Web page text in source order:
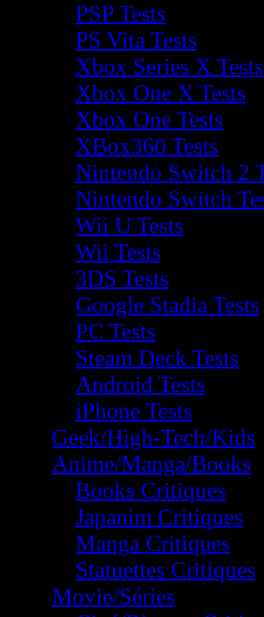
PSP Tests
PS Vita Tests
Xbox Series X Tests
Xbox One X Tests
Xbox One Tests
XBox360 Tests
Nintendo Switch 2
Nintendo Switch
Wii U Tests
Wii Tests
3DS Tests
Google Stadia Tests
PC Tests
Steam Deck Tests
Android Tests
iPhone Tests
Geek/High-Tech/Kids
Anime/Manga/Books
Books Critiques
Japanim Critiques
Manga Critiques
Statuettes Critiques
Movie/Séries